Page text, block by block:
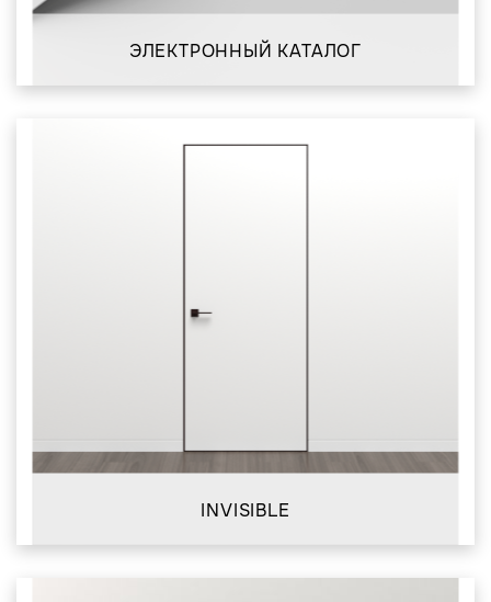
ЭЛЕКТРОННЫЙ КАТАЛОГ
INVISIBLE